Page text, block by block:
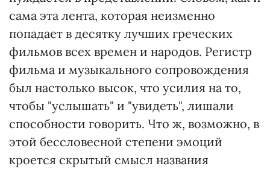
сама эта лента, которая неизменно
попадает в десятку лучших греческих
фильмов всех времен и народов. Регистр
фильма и музыкального сопровождения
был настолько высок, что усилия на то,
чтобы "услышать" и "увидеть", лишали
способности говорить. Что ж, возможно, в
этой бессловесной степени эмоций
кроется скрытый смысл названия